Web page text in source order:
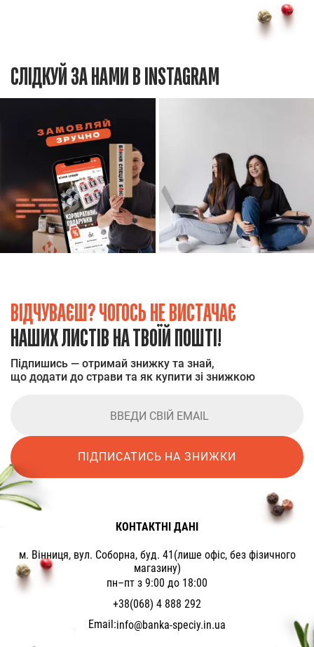
СЛІДКУЙ ЗА НАМИ В INSTAGRAM
ВІДЧУВАЄШ? ЧОГОСЬ НЕ ВИСТАЧАЄ
НАШИХ ЛИСТІВ НА ТВОЇЙ ПОШТІ!
Підпишись — отримай знижку та знай,
що додати до страви та як купити зі знижкою
ПІДПИСАТИСЬ НА ЗНИЖКИ
КОНТАКТНІ ДАНІ
м. Вінниця, вул. Соборна, буд. 41(лише офіс, без фізичного
магазину)
пн–пт з 9:00 до 18:00
+38(068) 4 888 292
Email:info@banka-speciy.in.ua